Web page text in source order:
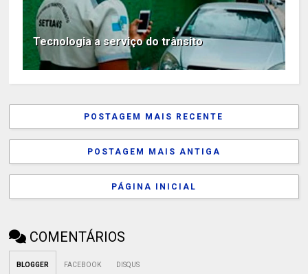
Tecnologia a serviço do trânsito
POSTAGEM MAIS RECENTE
POSTAGEM MAIS ANTIGA
PÁGINA INICIAL
COMENTÁRIOS
BLOGGER FACEBOOK DISQUS